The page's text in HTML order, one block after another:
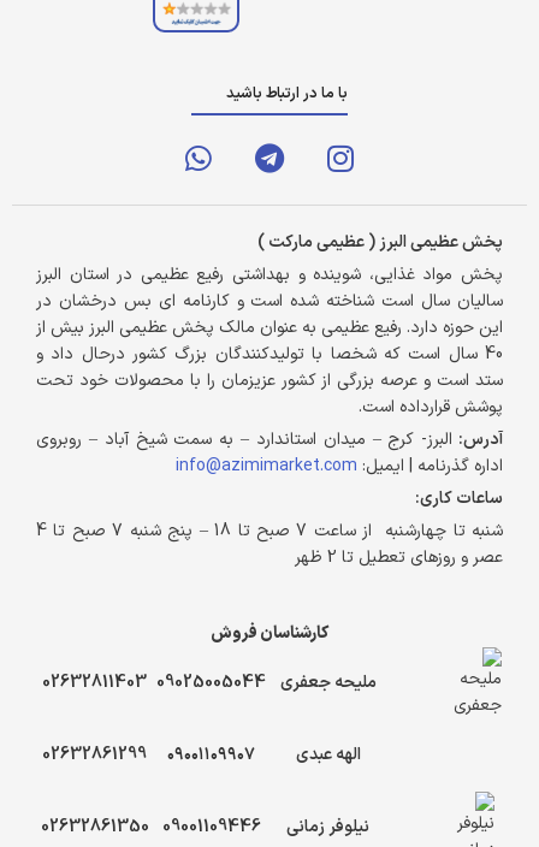
با ما در ارتباط باشید
پخش عظیمی البرز ( عظیمی مارکت )
پخش مواد غذایی، شوینده و بهداشتی رفیع عظیمی در استان البرز
سالیان سال است شناخته شده است و کارنامه ای بس درخشان در
این حوزه دارد. رفیع عظیمی به عنوان مالک پخش عظیمی البرز بیش از
40 سال است که شخصا با تولیدکنندگان بزرگ کشور درحال داد و
ستد است و عرصه بزرگی از کشور عزیزمان را با محصولات خود تحت
پوشش قرارداده است.
آدرس: البرز- کرج – میدان استاندارد – به سمت شیخ آباد – روبروی
اداره گذرنامه | ایمیل: info@azimimarket.com
ساعات کاری:
شنبه تا چهارشنبه از ساعت 7 صبح تا 18 – پنج شنبه 7 صبح تا 4
عصر و روزهای تعطیل تا 2 ظهر
کارشناسان فروش
ملیحه جعفری 09025005044
02632811403
الهه عبدی ۰۹۰۰۱۱۰۹۹۰۷ 02632861299
نیلوفر زمانی 09001109446
02632861350